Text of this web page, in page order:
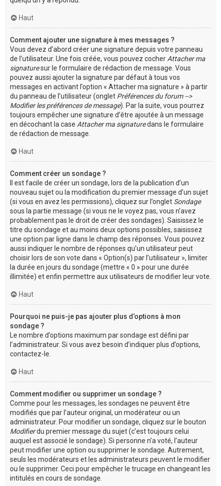
Haut
Comment ajouter une signature à mes messages ?
Vous devez d’abord créer une signature depuis votre panneau
de l’utilisateur. Une fois créée, vous pouvez cocher Attacher ma
signaturesur le formulaire de rédaction de message. Vous
pouvez aussi ajouter la signature par défaut à tous vos
messages en activant l’option « Attacher ma signature » à partir
du panneau de l’utilisateur (onglet Préférences du forum -->
Modifier les préférences de message). Par la suite, vous pourrez
toujours empêcher une signature d’être ajoutée à un message
en décochant la case Attacher ma signaturedans le formulaire
de rédaction de message.
Haut
Comment créer un sondage ?
Il est facile de créer un sondage, lors de la publication d’un
nouveau sujet ou la modification du premier message d’un sujet
(si vous en avez les permissions), cliquez sur l’onglet Sondage
sous la partie message (si vous ne le voyez pas, vous n’avez
probablement pas le droit de créer des sondages). Saisissez le
titre du sondage et au moins deux options possibles, saisissez
une option par ligne dans le champ des réponses. Vous pouvez
aussi indiquer le nombre de réponses qu’un utilisateur peut
choisir lors de son vote dans « Option(s) par l’utilisateur », limiter
la durée en jours du sondage (mettre « 0 » pour une durée
illimitée) et enfin permettre aux utilisateurs de modifier leur vote.
Haut
Pourquoi ne puis-je pas ajouter plus d’options à mon
sondage ?
Le nombre d’options maximum par sondage est défini par
l’administrateur. Si vous avez besoin d’indiquer plus d’options,
contactez-le.
Haut
Comment modifier ou supprimer un sondage ?
Comme pour les messages, les sondages ne peuvent être
modifiés que par l’auteur original, un modérateur ou un
administrateur. Pour modifier un sondage, cliquez sur le bouton
Modifierdu premier message du sujet (c’est toujours celui
auquel est associé le sondage). Si personne n’a voté, l’auteur
peut modifier une option ou supprimer le sondage. Autrement,
seuls les modérateurs et les administrateurs peuvent le modifier
ou le supprimer. Ceci pour empêcher le trucage en changeant les
intitulés en cours de sondage.